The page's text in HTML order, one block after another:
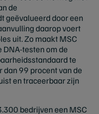
de
geëvalueerd door een
daarop voert
uit. Zo maakt MSC
testen om de
te
99 procent van de
en traceerbaar zijn
bedrijven een MSC